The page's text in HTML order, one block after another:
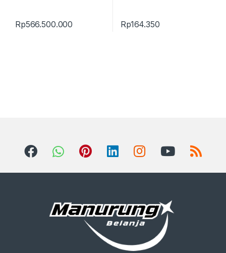
Rp566.500.000 Rp164.350